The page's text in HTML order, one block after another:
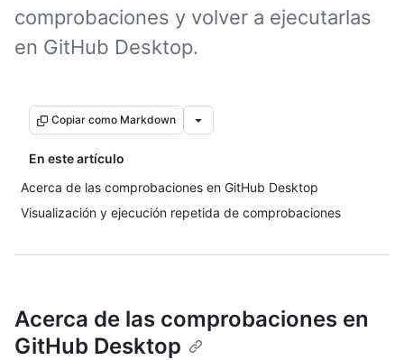
comprobaciones y volver a ejecutarlas
en GitHub Desktop.
Copiar como Markdown
En este artículo
Acerca de las comprobaciones en GitHub Desktop
Visualización y ejecución repetida de comprobaciones
Acerca de las comprobaciones en
GitHub Desktop